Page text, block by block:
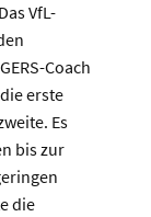
VfL-
Coach
erste
Es
bis zur
die